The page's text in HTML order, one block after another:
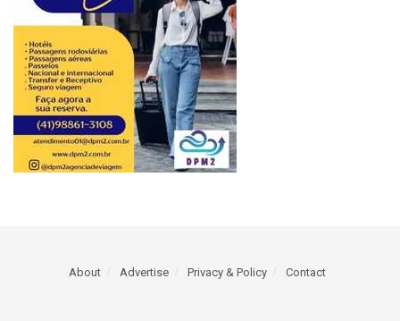
About Advertise Privacy & Policy Contact